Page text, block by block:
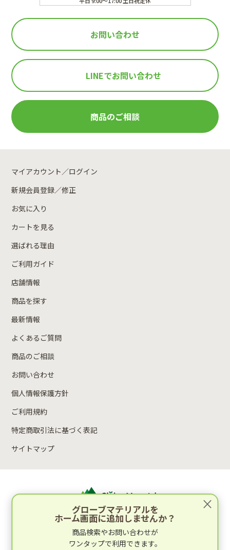
お問い合わせ
LINEでお問い合わせ
商品のご相談
マイアカウント／ログイン
新規会員登録／修正
お気に入り
カートを見る
選ばれる理由
ご利用ガイド
店舗情報
商品を探す
最新情報
よくあるご質問
商品のご相談
お問い合わせ
個人情報保護方針
ご利用規約
特定商取引法に基づく表記
サイトマップ
運営：林木材株式会社
〒652-0812 兵庫県神戸市兵庫区湊町2丁目4-1
×
グローブマテリアルを
ホーム画面に追加しませんか？
商品検索やお問い合わせが
ワンタップで利用できます。